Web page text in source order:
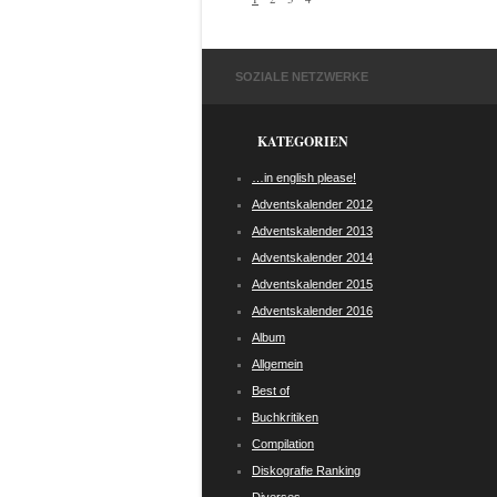
SOZIALE NETZWERKE
KATEGORIEN
…in english please!
Adventskalender 2012
Adventskalender 2013
Adventskalender 2014
Adventskalender 2015
Adventskalender 2016
Album
Allgemein
Best of
Buchkritiken
Compilation
Diskografie Ranking